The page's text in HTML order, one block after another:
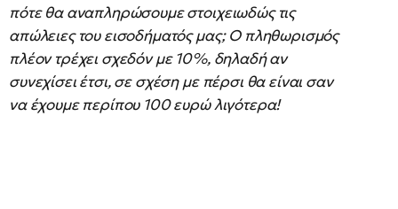
πότε θα αναπληρώσουμε στοιχειωδώς τις
απώλειες του εισοδήματός μας; Ο πληθωρισμός
πλέον τρέχει σχεδόν με 10%, δηλαδή αν
συνεχίσει έτσι, σε σχέση με πέρσι θα είναι σαν
να έχουμε περίπου 100 ευρώ λιγότερα!